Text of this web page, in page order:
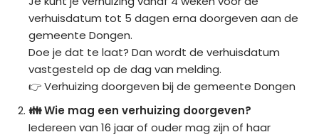
verhuisdatum tot 5 dagen erna doorgeven aan de
gemeente Dongen.
Doe je dat te laat? Dan wordt de verhuisdatum
vastgesteld op de dag van melding.
👉 Verhuizing doorgeven bij de gemeente Dongen
👪 Wie mag een verhuizing doorgeven?
Iedereen van 16 jaar of ouder mag zijn of haar